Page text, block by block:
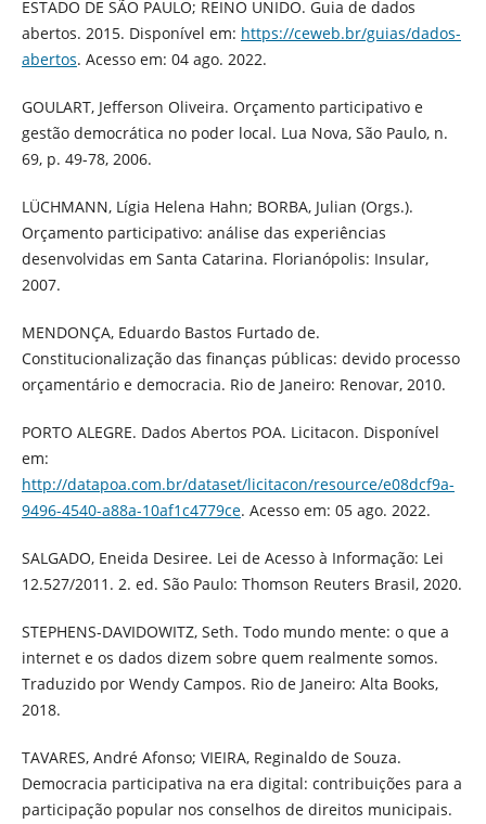
ESTADO DE SÃO PAULO; REINO UNIDO. Guia de dados
abertos. 2015. Disponível em: https://ceweb.br/guias/dados-
abertos. Acesso em: 04 ago. 2022.
GOULART, Jefferson Oliveira. Orçamento participativo e
gestão democrática no poder local. Lua Nova, São Paulo, n.
69, p. 49-78, 2006.
LÜCHMANN, Lígia Helena Hahn; BORBA, Julian (Orgs.).
Orçamento participativo: análise das experiências
desenvolvidas em Santa Catarina. Florianópolis: Insular,
2007.
MENDONÇA, Eduardo Bastos Furtado de.
Constitucionalização das finanças públicas: devido processo
orçamentário e democracia. Rio de Janeiro: Renovar, 2010.
PORTO ALEGRE. Dados Abertos POA. Licitacon. Disponível
em:
http://datapoa.com.br/dataset/licitacon/resource/e08dcf9a-
9496-4540-a88a-10af1c4779ce. Acesso em: 05 ago. 2022.
SALGADO, Eneida Desiree. Lei de Acesso à Informação: Lei
12.527/2011. 2. ed. São Paulo: Thomson Reuters Brasil, 2020.
STEPHENS-DAVIDOWITZ, Seth. Todo mundo mente: o que a
internet e os dados dizem sobre quem realmente somos.
Traduzido por Wendy Campos. Rio de Janeiro: Alta Books,
2018.
TAVARES, André Afonso; VIEIRA, Reginaldo de Souza.
Democracia participativa na era digital: contribuições para a
participação popular nos conselhos de direitos municipais.